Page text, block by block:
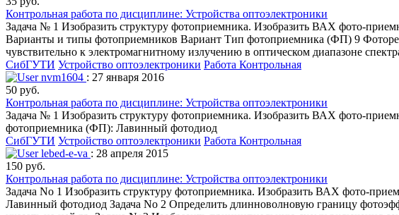
Контрольная работа по дисциплине: Устройства оптоэлектроники
Задача № 1 Изобразить структуру фотоприемника. Изобразить ВАХ фото-
Варианты и типы фотоприемников Вариант Тип фотоприемника (ФП) 9
чувствительно к электромагнитному излучению в оптическом диапазоне
СибГУТИ Устройство оптоэлектроники Работа Контрольная
nvm1604 : 27 января 2016
50 руб.
Контрольная работа по дисциплине: Устройства оптоэлектроники
Задача № 1 Изобразить структуру фотоприемника. Изобразить ВАХ фото-
фотоприемника (ФП): Лавинный фотодиод
СибГУТИ Устройство оптоэлектроники Работа Контрольная
lebed-e-va : 28 апреля 2015
150 руб.
Контрольная работа по дисциплине: Устройства оптоэлектроники
Задача No 1 Изобразить структуру фотоприемника. Изобразить ВАХ фото-
Лавинный фотодиод Задача No 2 Определить длинноволновую границу